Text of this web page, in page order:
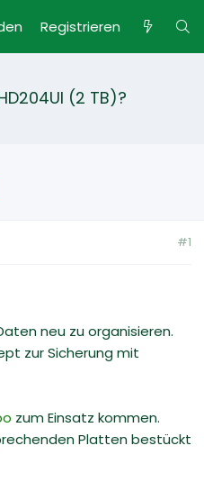
Registrieren
(2 TB)?
#1
neu zu organisieren.
zur Sicherung mit
zum Einsatz kommen.
Platten bestückt